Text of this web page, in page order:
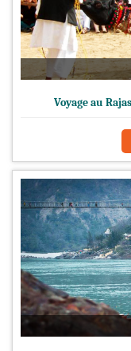
Voyage au